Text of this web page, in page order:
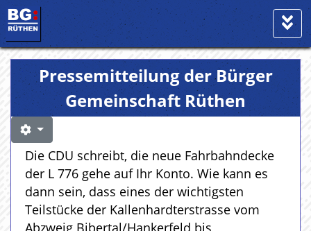
Pressemitteilung der Bürger
Gemeinschaft Rüthen
Die CDU schreibt, die neue Fahrbahndecke
der L 776 gehe auf Ihr Konto. Wie kann es
dann sein, dass eines der wichtigsten
Teilstücke der Kallenhardterstrasse vom
Abzweig Bibertal/Hankerfeld bis